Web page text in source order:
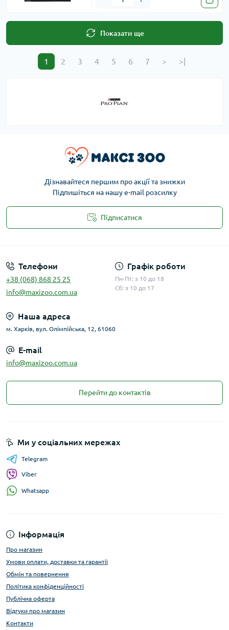
Показати ще
1 2 3 4 5 6 7 > >|
Дізнавайтеся першим про акції та знижки
Підпишіться на нашу e-mail розсилку
Підписатися
Телефони
+38 (068) 868 25 25
info@maxizoo.com.ua
Графік роботи
Пн-Пт: з 10 до 18
Сб: з 10 до 17
Наша адреса
м. Харків, вул. Олімпійська, 12, 61060
E-mail
info@maxizoo.com.ua
Перейти до контактів
Інформація
Про магазин
Умови оплати, доставки та гарантії
Обмін та повернення
Політика конфіденційності
Публічна оферта
Відгуки про магазин
Контакти
Ми у соціальних мережах
Telegram
Viber
Whatsapp